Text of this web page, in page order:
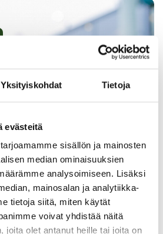
Yksityiskohdat Tietoja
evästeitä
sisällön ja mainosten
median ominaisuuksien
analysoimiseen. Lisäksi
mainosalan ja analytiikka-
tietoja siitä, miten käytät
voivat yhdistää näitä
joita olet antanut heille tai joita on